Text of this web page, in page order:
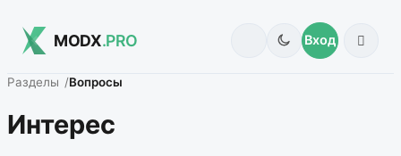
MODX.PRO Вход
Разделы Вопросы
Интерес